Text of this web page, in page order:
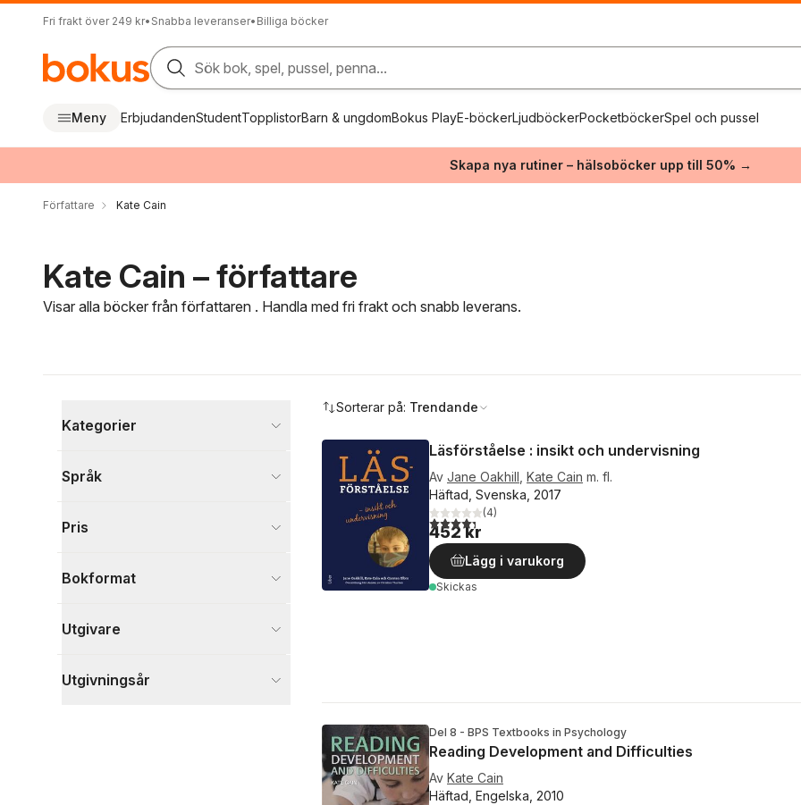
Fri frakt över 249 kr• Snabba leveranser• Billiga böcker
Sök bok, spel, pussel, penna...
Meny ErbjudandenStudentTopplistorBarn & ungdomBokus PlayE-böckerLjudböckerPocketböckerSpel och pussel
Skapa nya rutiner – hälsoböcker upp till 50% →
Författare Kate Cain
Kate Cain – författare
Visar alla böcker från författaren . Handla med fri frakt och snabb leverans.
Kategorier
Visa fler
Språk
Pris
Bokformat
Utgivare
Utgivningsår
Sorterar på: Trendande
Läsförståelse : insikt och undervisning
Av Jane Oakhill Kate Cain m. fl.
Häftad, Svenska, 2017
4,3utav 5 stjärnor. Totalt antal röster:
(4)
452 kr
Lägg i varukorg
Skickas
Del 8 - BPS Textbooks in Psychology
Reading Development and Difficulties
Av Kate Cain
Häftad, Engelska, 2010